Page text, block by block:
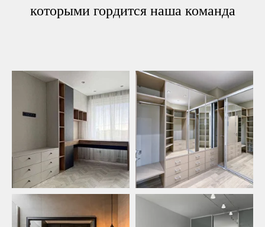
которыми гордится наша команда